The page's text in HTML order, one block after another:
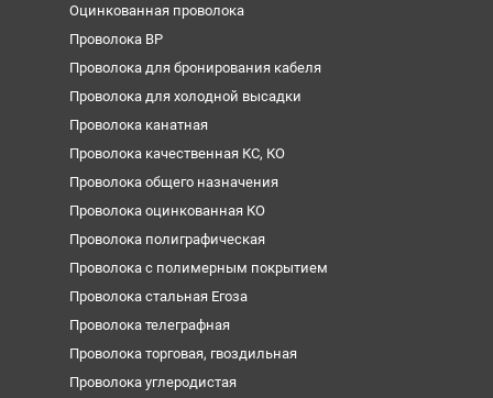
Оцинкованная проволока
Проволока ВР
Проволока для бронирования кабеля
Проволока для холодной высадки
Проволока канатная
Проволока качественная КС, КО
Проволока общего назначения
Проволока оцинкованная КО
Проволока полиграфическая
Проволока с полимерным покрытием
Проволока стальная Егоза
Проволока телеграфная
Проволока торговая, гвоздильная
Проволока углеродистая